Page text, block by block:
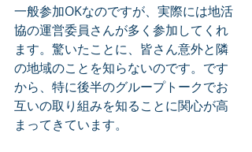
一般参加OKなのですが、実際には地活
協の運営委員さんが多く参加してくれ
ます。驚いたことに、皆さん意外と隣
の地域のことを知らないのです。です
から、特に後半のグループトークでお
互いの取り組みを知ることに関心が高
まってきています。